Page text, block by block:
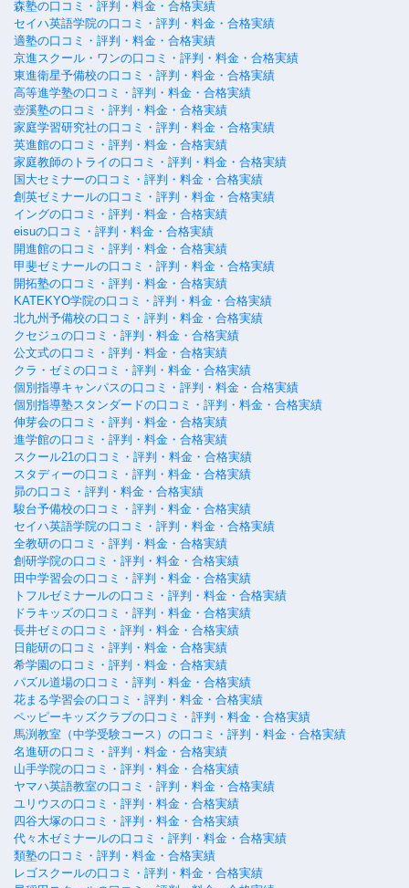
森塾の口コミ・評判・料金・合格実績
セイハ英語学院の口コミ・評判・料金・合格実績
適塾の口コミ・評判・料金・合格実績
京進スクール・ワンの口コミ・評判・料金・合格実績
東進衛星予備校の口コミ・評判・料金・合格実績
高等進学塾の口コミ・評判・料金・合格実績
壺溪塾の口コミ・評判・料金・合格実績
家庭学習研究社の口コミ・評判・料金・合格実績
英進館の口コミ・評判・料金・合格実績
家庭教師のトライの口コミ・評判・料金・合格実績
国大セミナーの口コミ・評判・料金・合格実績
創英ゼミナールの口コミ・評判・料金・合格実績
イングの口コミ・評判・料金・合格実績
eisuの口コミ・評判・料金・合格実績
開進館の口コミ・評判・料金・合格実績
甲斐ゼミナールの口コミ・評判・料金・合格実績
開拓塾の口コミ・評判・料金・合格実績
KATEKYO学院の口コミ・評判・料金・合格実績
北九州予備校の口コミ・評判・料金・合格実績
クセジュの口コミ・評判・料金・合格実績
公文式の口コミ・評判・料金・合格実績
クラ・ゼミの口コミ・評判・料金・合格実績
個別指導キャンパスの口コミ・評判・料金・合格実績
個別指導塾スタンダードの口コミ・評判・料金・合格実績
伸芽会の口コミ・評判・料金・合格実績
進学館の口コミ・評判・料金・合格実績
スクール21の口コミ・評判・料金・合格実績
スタディーの口コミ・評判・料金・合格実績
昴の口コミ・評判・料金・合格実績
駿台予備校の口コミ・評判・料金・合格実績
セイハ英語学院の口コミ・評判・料金・合格実績
全教研の口コミ・評判・料金・合格実績
創研学院の口コミ・評判・料金・合格実績
田中学習会の口コミ・評判・料金・合格実績
トフルゼミナールの口コミ・評判・料金・合格実績
ドラキッズの口コミ・評判・料金・合格実績
長井ゼミの口コミ・評判・料金・合格実績
日能研の口コミ・評判・料金・合格実績
希学園の口コミ・評判・料金・合格実績
パズル道場の口コミ・評判・料金・合格実績
花まる学習会の口コミ・評判・料金・合格実績
ペッピーキッズクラブの口コミ・評判・料金・合格実績
馬渕教室（中学受験コース）の口コミ・評判・料金・合格実績
名進研の口コミ・評判・料金・合格実績
山手学院の口コミ・評判・料金・合格実績
ヤマハ英語教室の口コミ・評判・料金・合格実績
ユリウスの口コミ・評判・料金・合格実績
四谷大塚の口コミ・評判・料金・合格実績
代々木ゼミナールの口コミ・評判・料金・合格実績
類塾の口コミ・評判・料金・合格実績
レゴスクールの口コミ・評判・料金・合格実績